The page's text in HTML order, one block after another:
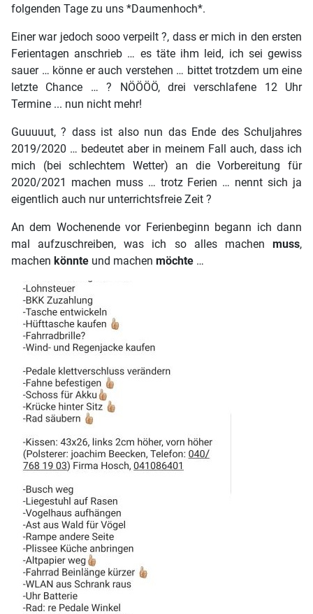
folgenden Tage zu uns *Daumenhoch*.
Einer war jedoch sooo verpeilt ?, dass er mich in den ersten
Ferientagen anschrieb … es täte ihm leid, ich sei gewiss
sauer … könne er auch verstehen … bittet trotzdem um eine
letzte Chance … ? NÖÖÖÖ, drei verschlafene 12 Uhr
Termine ... nun nicht mehr!
Guuuuut, ? dass ist also nun das Ende des Schuljahres
2019/2020 … bedeutet aber in meinem Fall auch, dass ich
mich (bei schlechtem Wetter) an die Vorbereitung für
2020/2021 machen muss … trotz Ferien … nennt sich ja
eigentlich auch nur unterrichtsfreie Zeit ?
An dem Wochenende vor Ferienbeginn begann ich dann
mal aufzuschreiben, was ich so alles machen muss,
machen könnte und machen möchte …